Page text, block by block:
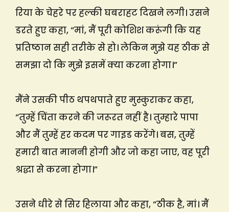
रिया के चेहरे पर हल्की घबराहट दिखने लगी। उसने
डरते हुए कहा, “मां, मैं पूरी कोशिश करूंगी कि यह
प्रतिष्ठान सही तरीके से हो। लेकिन मुझे यह ठीक से
समझा दो कि मुझे इसमें क्या करना होगा।”
मैंने उसकी पीठ थपथपाते हुए मुस्कुराकर कहा,
“तुम्हें चिंता करने की जरूरत नहीं है। तुम्हारे पापा
और मैं तुम्हें हर कदम पर गाइड करेंगे। बस, तुम्हें
हमारी बात माननी होगी और जो कहा जाए, वह पूरी
श्रद्धा से करना होगा।”
उसने धीरे से सिर हिलाया और कहा, “ठीक है, मां। मैं